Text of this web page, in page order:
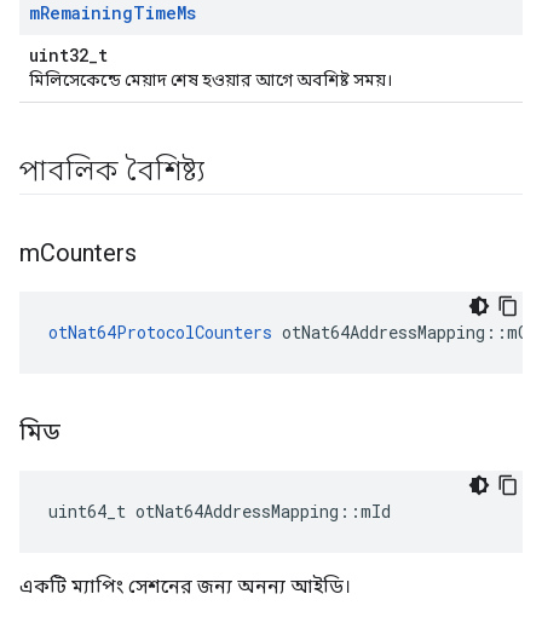
mRemainingTimeMs
uint32_t
মিলিসেকেন্ডে মেয়াদ শেষ হওয়ার আগে অবশিষ্ট সময়।
পাবলিক বৈশিষ্ট্য
mCounters
otNat64ProtocolCounters otNat64AddressMapping ::
মিড
uint64_t otNat64AddressMapping ::mId
একটি ম্যাপিং সেশনের জন্য অনন্য আইডি।